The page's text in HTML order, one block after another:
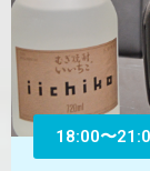
18:00〜